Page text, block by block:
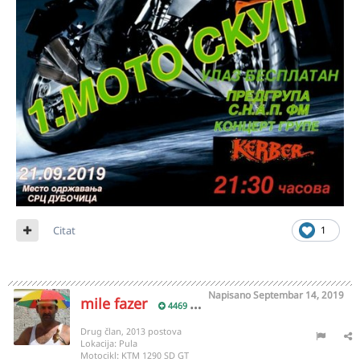
1
Citat
mile fazer 4469
NapisanoSeptembar 14, 2019
Drug član, 2013 postova
Lokacija: Pula
Motocikl: KTM 1290 SD GT